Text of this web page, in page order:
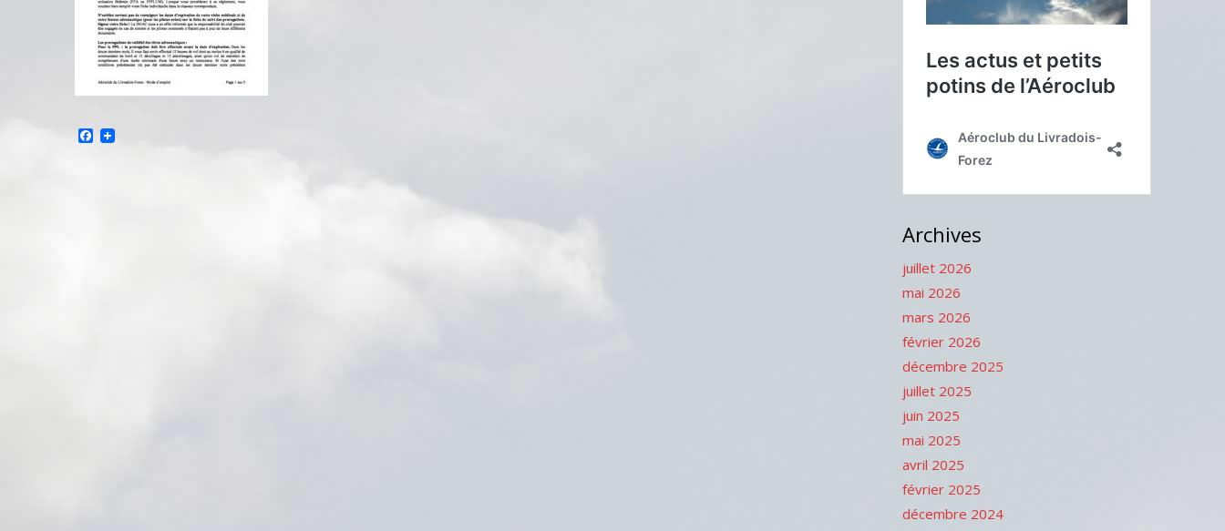
Facebook
Archives
juillet 2026
mai 2026
mars 2026
février 2026
décembre 2025
juillet 2025
juin 2025
mai 2025
avril 2025
février 2025
décembre 2024